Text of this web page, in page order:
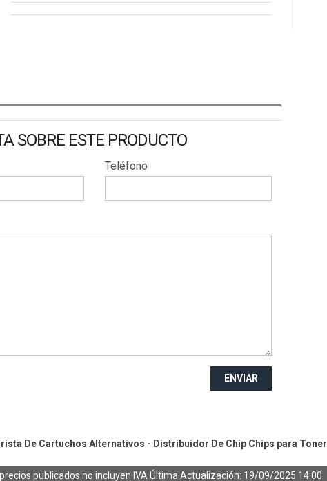
SOBRE ESTE PRODUCTO
Teléfono
ENVIAR
De Cartuchos Alternativos - Distribuidor De Chip Chips para Toner
precios publicados no incluyen IVA Última Actualización: 19/09/2025 14:00